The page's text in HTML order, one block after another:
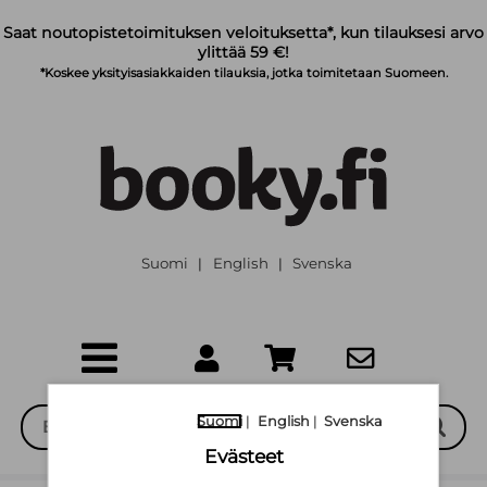
Saat noutopistetoimituksen veloituksetta*, kun tilauksesi arvo
ylittää 59 €!
*Koskee yksityisasiakkaiden tilauksia, jotka toimitetaan Suomeen.
Suomi | English | Svenska
Suomi | English | Svenska
Evästeet